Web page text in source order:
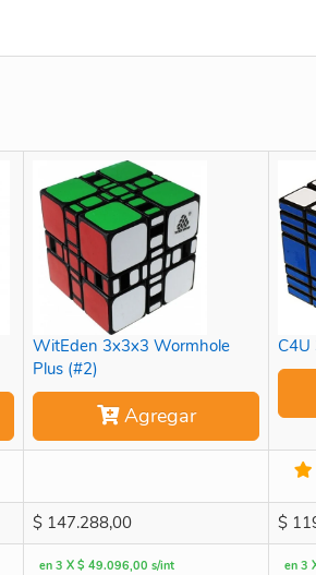
WitEden 3x3x3 Wormhole
Plus (#2)
Agregar
$ 147.288,00 $
en 3 X $ 49.096,00 s/int en 3